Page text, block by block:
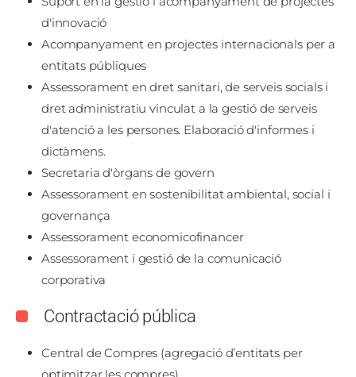
d'innovació
Acompanyament en projectes internacionals per a
entitats públiques
Assessorament en dret sanitari, de serveis socials i
dret administratiu vinculat a la gestió de serveis
d'atenció a les persones. Elaboració d'informes i
dictàmens.
Secretaria d'òrgans de govern
Assessorament en sostenibilitat ambiental, social i
governança
Assessorament economicofinancer
Assessorament i gestió de la comunicació
corporativa
Contractació pública
Central de Compres (agregació d’entitats per